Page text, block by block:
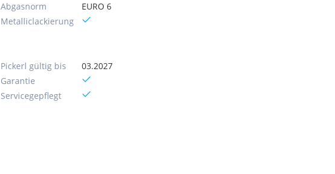
Abgasnorm
EURO 6
Metallic­lackierung
Pickerl gültig bis
03.2027
Garantie
Servicegepflegt